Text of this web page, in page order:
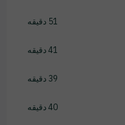
51 دقیقه
41 دقیقه
39 دقیقه
40 دقیقه